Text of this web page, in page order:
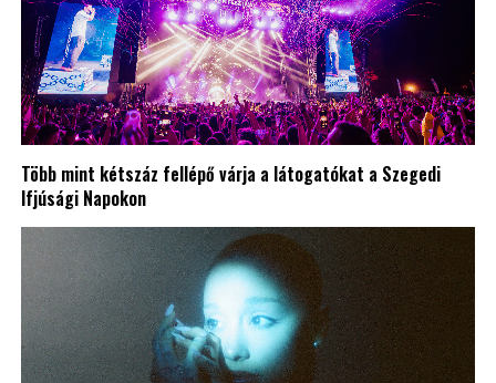
Több mint kétszáz fellépő várja a látogatókat a Szegedi
Ifjúsági Napokon